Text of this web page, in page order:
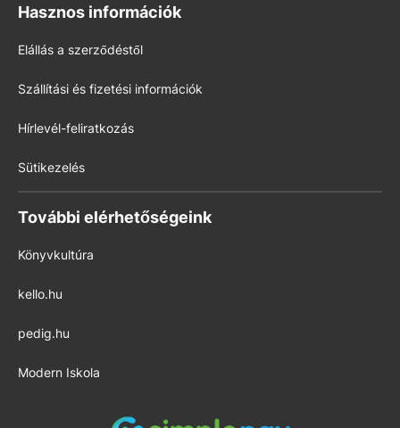
Hasznos információk
Elállás a szerződéstől
Szállítási és fizetési információk
Hírlevél-feliratkozás
Sütikezelés
További elérhetőségeink
Könyvkultúra
kello.hu
pedig.hu
Modern Iskola